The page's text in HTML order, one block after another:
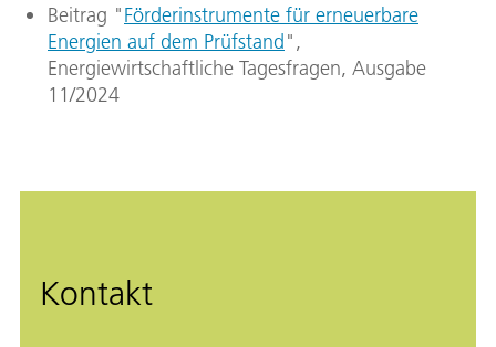
Beitrag "Förderinstrumente für erneuerbare
Energien auf dem Prüfstand",
Energiewirtschaftliche Tagesfragen, Ausgabe
11/2024
Kontakt